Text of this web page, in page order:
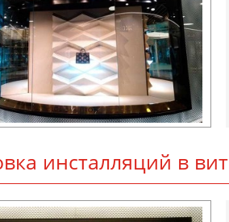
инс­тал­ля­ций в